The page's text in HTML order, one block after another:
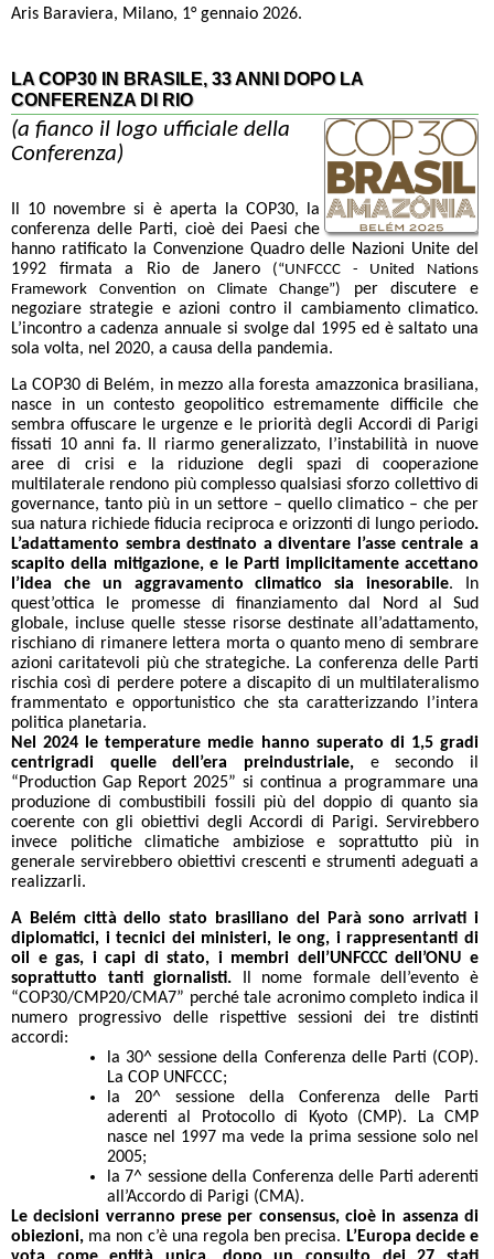
Aris Baraviera, Milano, 1° gennaio 2026.
LA COP30 IN BRASILE, 33 ANNI DOPO LA
CONFERENZA DI RIO
(a fianco il logo ufficiale della
Conferenza)
Il 10 novembre si è aperta la COP30, la
conferenza delle Parti, cioè dei Paesi che
hanno ratificato la Convenzione Quadro delle Nazioni Unite del
1992 firmata a Rio de Janero (“UNFCCC - United Nations
Framework Convention on Climate Change”) per discutere e
negoziare strategie e azioni contro il cambiamento climatico.
L’incontro a cadenza annuale si svolge dal 1995 ed è saltato una
sola volta, nel 2020, a causa della pandemia.
La COP30 di Belém, in mezzo alla foresta amazzonica brasiliana,
nasce in un contesto geopolitico estremamente difficile che
sembra offuscare le urgenze e le priorità degli Accordi di Parigi
fissati 10 anni fa. Il riarmo generalizzato, l’instabilità in nuove
aree di crisi e la riduzione degli spazi di cooperazione
multilaterale rendono più complesso qualsiasi sforzo collettivo di
governance, tanto più in un settore – quello climatico – che per
sua natura richiede fiducia reciproca e orizzonti di lungo periodo.
L’adattamento sembra destinato a diventare l’asse centrale a
scapito della mitigazione, e le Parti implicitamente accettano
l’idea che un aggravamento climatico sia inesorabile. In
quest’ottica le promesse di finanziamento dal Nord al Sud
globale, incluse quelle stesse risorse destinate all’adattamento,
rischiano di rimanere lettera morta o quanto meno di sembrare
azioni caritatevoli più che strategiche. La conferenza delle Parti
rischia così di perdere potere a discapito di un multilateralismo
frammentato e opportunistico che sta caratterizzando l’intera
politica planetaria.
Nel 2024 le temperature medie hanno superato di 1,5 gradi
centrigradi quelle dell’era preindustriale, e secondo il
“Production Gap Report 2025” si continua a programmare una
produzione di combustibili fossili più del doppio di quanto sia
coerente con gli obiettivi degli Accordi di Parigi. Servirebbero
invece politiche climatiche ambiziose e soprattutto più in
generale servirebbero obiettivi crescenti e strumenti adeguati a
realizzarli.
A Belém città dello stato brasiliano del Parà sono arrivati i
diplomatici, i tecnici dei ministeri, le ong, i rappresentanti di
oil e gas, i capi di stato, i membri dell’UNFCCC dell’ONU e
soprattutto tanti giornalisti. Il nome formale dell’evento è
“COP30/CMP20/CMA7” perché tale acronimo completo indica il
numero progressivo delle rispettive sessioni dei tre distinti
accordi:
la 30^ sessione della Conferenza delle Parti (COP).
La COP UNFCCC;
la 20^ sessione della Conferenza delle Parti
aderenti al Protocollo di Kyoto (CMP). La CMP
nasce nel 1997 ma vede la prima sessione solo nel
2005;
la 7^ sessione della Conferenza delle Parti aderenti
all’Accordo di Parigi (CMA).
Le decisioni verranno prese per consensus, cioè in assenza di
obiezioni, ma non c’è una regola ben precisa. L’Europa decide e